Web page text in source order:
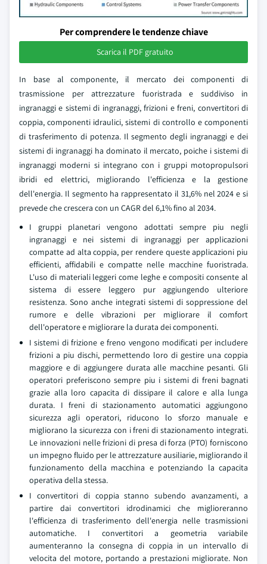
Per comprendere le tendenze chiave
Scarica il PDF gratuito
In base al componente, il mercato dei componenti di
trasmissione per attrezzature fuoristrada e suddiviso in
ingranaggi e sistemi di ingranaggi, frizioni e freni, convertitori di
coppia, componenti idraulici, sistemi di controllo e componenti
di trasferimento di potenza. Il segmento degli ingranaggi e dei
sistemi di ingranaggi ha dominato il mercato, poiche i sistemi di
ingranaggi moderni si integrano con i gruppi motopropulsori
ibridi ed elettrici, migliorando l'efficienza e la gestione
dell'energia. Il segmento ha rappresentato il 31,6% nel 2024 e si
prevede che crescera con un CAGR del 6,1% fino al 2034.
I gruppi planetari vengono adottati sempre piu negli
ingranaggi e nei sistemi di ingranaggi per applicazioni
compatte ad alta coppia, per rendere queste applicazioni piu
efficienti, affidabili e compatte nelle macchine fuoristrada.
L'uso di materiali leggeri come leghe e compositi consente al
sistema di essere leggero pur aggiungendo ulteriore
resistenza. Sono anche integrati sistemi di soppressione del
rumore e delle vibrazioni per migliorare il comfort
dell'operatore e migliorare la durata dei componenti.
I sistemi di frizione e freno vengono modificati per includere
frizioni a piu dischi, permettendo loro di gestire una coppia
maggiore e di aggiungere durata alle macchine pesanti. Gli
operatori preferiscono sempre piu i sistemi di freni bagnati
grazie alla loro capacita di dissipare il calore e alla lunga
durata. I freni di stazionamento automatici aggiungono
sicurezza agli operatori, riducono lo sforzo manuale e
migliorano la sicurezza con i freni di stazionamento integrati.
Le innovazioni nelle frizioni di presa di forza (PTO) forniscono
un impegno fluido per le attrezzature ausiliarie, migliorando il
funzionamento della macchina e potenziando la capacita
operativa della stessa.
I convertitori di coppia stanno subendo avanzamenti, a
partire dai convertitori idrodinamici che miglioreranno
l'efficienza di trasferimento dell'energia nelle trasmissioni
automatiche. I convertitori a geometria variabile
aumenteranno la consegna di coppia in un intervallo di
velocita del motore, portando a prestazioni migliorate. Non